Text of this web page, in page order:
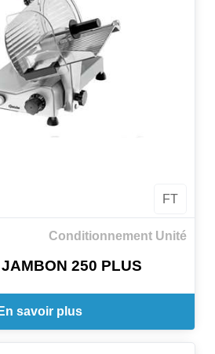
FT
Conditionnement Unité
250 PLUS
En savoir plus